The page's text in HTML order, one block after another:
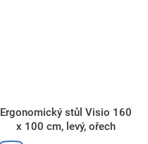
Ergonomický stůl Visio 160
x 100 cm, levý, ořech